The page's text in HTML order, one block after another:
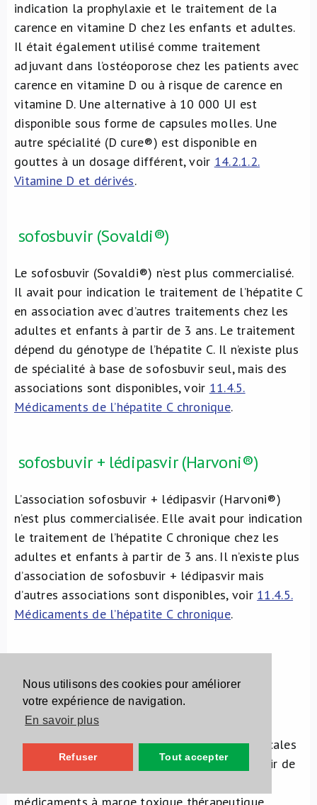
Nous utilisons des cookies pour améliorer
votre expérience de navigation.
En savoir plus
Refuser Tout accepter
indication la prophylaxie et le traitement de la
carence en vitamine D chez les enfants et adultes.
Il était également utilisé comme traitement
adjuvant dans l’ostéoporose chez les patients avec
carence en vitamine D ou à risque de carence en
vitamine D. Une alternative à 10 000 UI est
disponible sous forme de capsules molles. Une
autre spécialité (D cure®) est disponible en
gouttes à un dosage différent, voir 14.2.1.2.
Vitamine D et dérivés.
sofosbuvir (Sovaldi®)
Le sofosbuvir (Sovaldi®) n’est plus commercialisé.
Il avait pour indication le traitement de l’hépatite C
en association avec d’autres traitements chez les
adultes et enfants à partir de 3 ans. Le traitement
dépend du génotype de l’hépatite C. Il n’existe plus
de spécialité à base de sofosbuvir seul, mais des
associations sont disponibles, voir 11.4.5.
Médicaments de l’hépatite C chronique.
sofosbuvir + lédipasvir (Harvoni®)
L’association sofosbuvir + lédipasvir (Harvoni®)
n’est plus commercialisée. Elle avait pour indication
le traitement de l’hépatite C chronique chez les
adultes et enfants à partir de 3 ans. Il n’existe plus
d’association de sofosbuvir + lédipasvir mais
d’autres associations sont disponibles, voir 11.4.5.
Médicaments de l’hépatite C chronique.
La tiagabine 5 mg (Gabitril®) n’est plus
commercialisée. Elle avait pour indication, en
traitement adjuvant, les crises d’épilepsies focales
avec ou sans généralisation secondaire à partir de